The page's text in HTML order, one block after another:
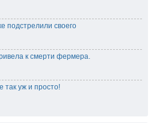
подстрелили своего
к смерти фермера.
так уж и просто!